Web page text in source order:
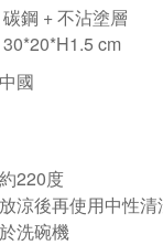
鋼 + 不沾塗層
30*20*H1.5 cm
國
220度
涼後再使用中性
洗碗機